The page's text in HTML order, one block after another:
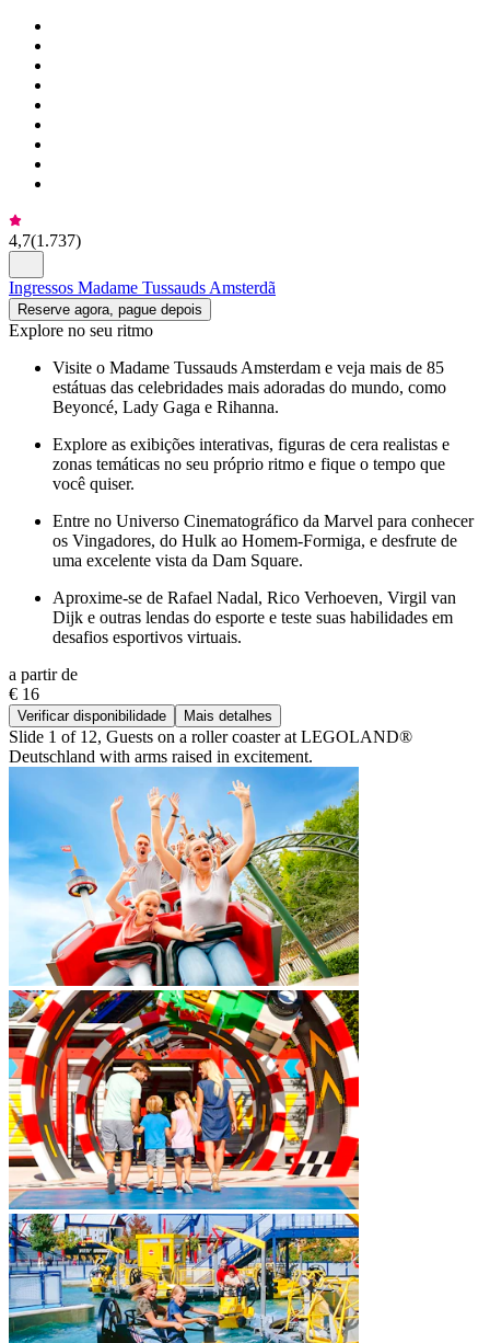
4,7(1.737)
Ingressos Madame Tussauds Amsterdã
Reserve agora, pague depois
Explore no seu ritmo
Visite o Madame Tussauds Amsterdam e veja mais de 85
estátuas das celebridades mais adoradas do mundo, como
Beyoncé, Lady Gaga e Rihanna.
Explore as exibições interativas, figuras de cera realistas e
zonas temáticas no seu próprio ritmo e fique o tempo que
você quiser.
Entre no Universo Cinematográfico da Marvel para conhecer
os Vingadores, do Hulk ao Homem-Formiga, e desfrute de
uma excelente vista da Dam Square.
Aproxime-se de Rafael Nadal, Rico Verhoeven, Virgil van
Dijk e outras lendas do esporte e teste suas habilidades em
desafios esportivos virtuais.
a partir de
€ 16
Verificar disponibilidade Mais detalhes
Slide 1 of 12, Guests on a roller coaster at LEGOLAND®
Deutschland with arms raised in excitement.